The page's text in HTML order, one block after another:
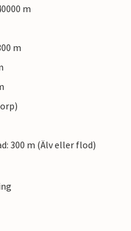
m
m
300 m (Älv eller flod)